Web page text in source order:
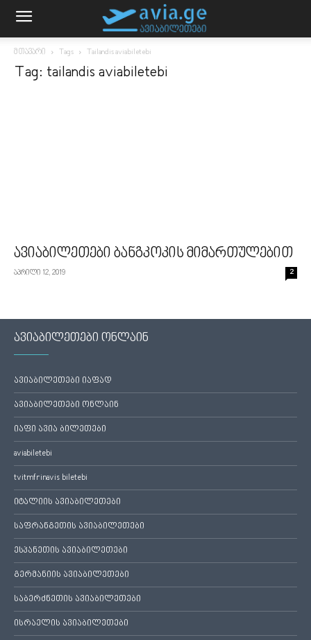
მთავარი Tags Tailandis aviabiletebi
Tag: tailandis aviabiletebi
ავიაბილეთები ბანგკოკის მიმართულებით
აპრილი 12, 2019 2
ავიაბილეთები ონლაინ
ავიაბილეთები იაფად
ავიაბილეთები ონლაინ
იაფი ავია ბილეთები
aviabiletebi
tvitmfrinavis biletebi
იტალიის ავიაბილეთები
საფრანგეთის ავიაბილეთები
ესპანეთის ავიაბილეთები
გერმანიის ავიაბილეთები
საბერძნეთის ავიაბილეთები
ისრაელის ავიაბილეთები